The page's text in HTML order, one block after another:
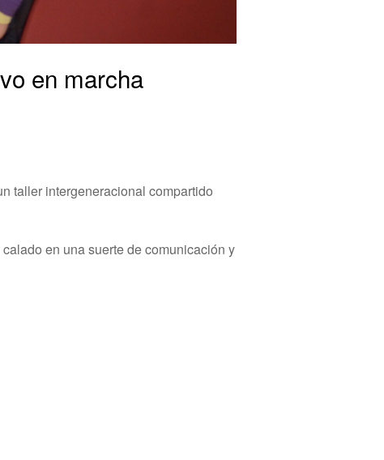
en marcha
taller intergeneracional compartido
en una suerte de comunicación y